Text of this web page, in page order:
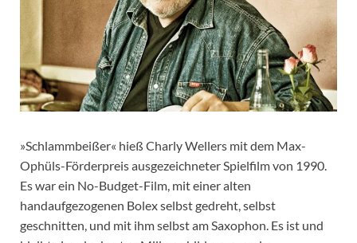
»Schlammbeißer« hieß Charly Wellers mit dem Max-
Ophüls-Förderpreis ausgezeichneter Spielfilm von 1990.
Es war ein No-Budget-Film, mit einer alten
handaufgezogenen Bolex selbst gedreht, selbst
geschnitten, und mit ihm selbst am Saxophon. Es ist und